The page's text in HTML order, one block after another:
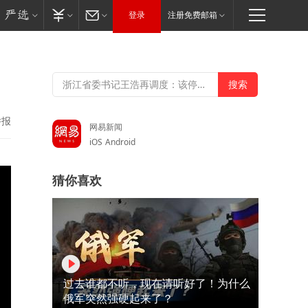
登录 注册免费邮箱
网易新闻
iOS Android
猜你喜欢
过去谁都不听，现在请听好了！为什么
俄军突然强硬起来了？